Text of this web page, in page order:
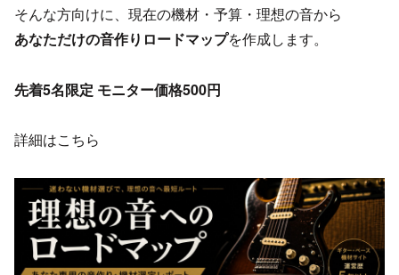
そんな方向けに、現在の機材・予算・理想の音から
あなただけの音作りロードマップを作成します。
先着5名限定 モニター価格500円
詳細はこちら